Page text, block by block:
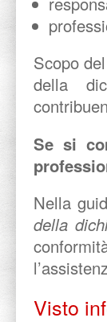
Scopo
della
Se si
Nella
della
Visto